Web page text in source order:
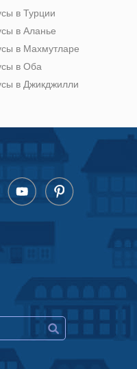
в Турции
в Аланье
в Махмутларе
в Оба
в Джикджилли